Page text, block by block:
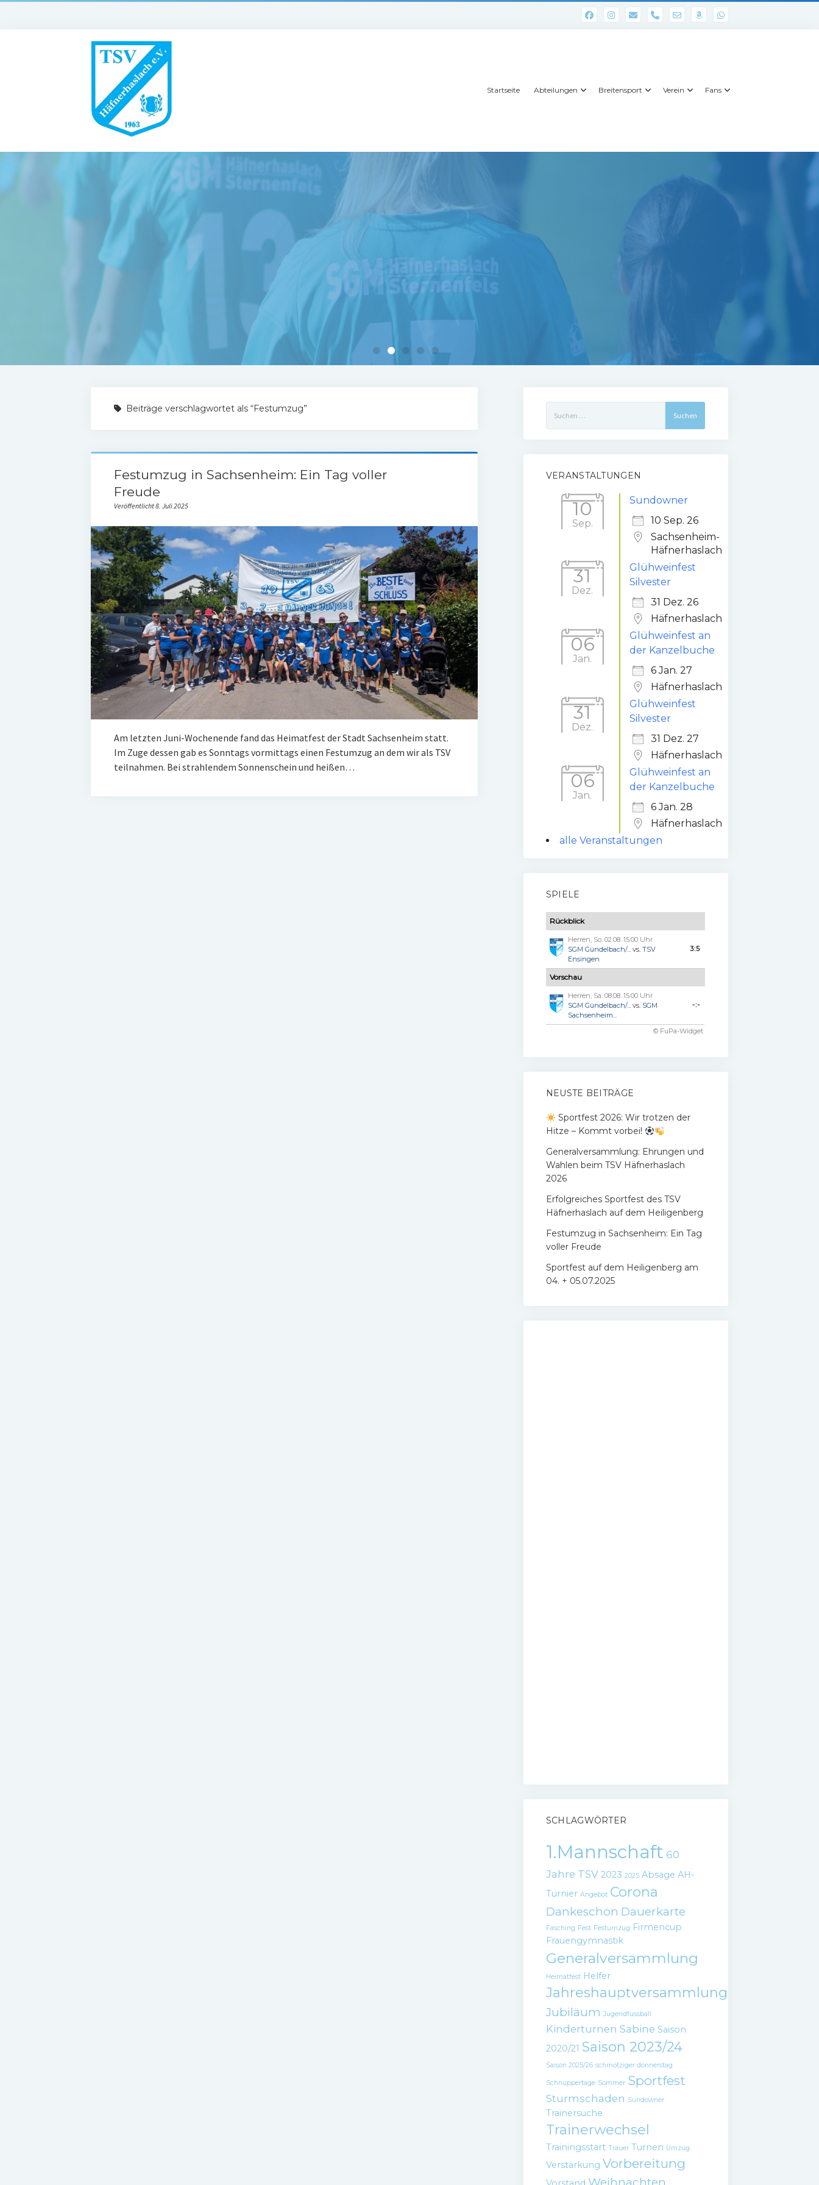
phone
Startseite Abteilungen Breitensport Verein Fans
Beiträge verschlagwortet als “Festumzug”
Festumzug in Sachsenheim: Ein Tag voller
Freude
Veröffentlicht 8. Juli 2025
Am letzten Juni-Wochenende fand das Heimatfest der Stadt Sachsenheim statt.
Im Zuge dessen gab es Sonntags vormittags einen Festumzug an dem wir als TSV
teilnahmen. Bei strahlendem Sonnenschein und heißen…
nach:
VERANSTALTUNGEN
10
Sep.
Sundowner
10 Sep. 26
Sachsenheim-
Häfnerhaslach
31
Dez.
Glühweinfest
Silvester
31 Dez. 26
Häfnerhaslach
06
Jan.
Glühweinfest an
der Kanzelbuche
6 Jan. 27
Häfnerhaslach
31
Dez.
Glühweinfest
Silvester
31 Dez. 27
Häfnerhaslach
06
Jan.
Glühweinfest an
der Kanzelbuche
6 Jan. 28
Häfnerhaslach
alle Veranstaltungen
SPIELE
Rückblick
Herren, So. 02.08. 15:00 Uhr
SGM Gündelbach/...vs. TSV
Ensingen
3:5
Vorschau
Herren, Sa. 08.08. 15:00 Uhr
SGM Gündelbach/...vs. SGM
Sachsenheim...
-:-
© FuPa-Widget
NEUSTE BEITRÄGE
Sportfest 2026: Wir trotzen der
Hitze – Kommt vorbei!
Generalversammlung: Ehrungen und
Wahlen beim TSV Häfnerhaslach
2026
Erfolgreiches Sportfest des TSV
Häfnerhaslach auf dem Heiligenberg
Festumzug in Sachsenheim: Ein Tag
voller Freude
Sportfest auf dem Heiligenberg am
04. + 05.07.2025
SCHLAGWÖRTER
1.Mannschaft 60
Jahre TSV 2023 2025 Absage AH-
Turnier Angebot Corona
Dankeschön Dauerkarte
Fasching Fest Festumzug Firmencup
Frauengymnastik
Generalversammlung
Heimatfest Helfer
Jahreshauptversammlung
Jubiläum Jugendfussball
Kinderturnen Sabine Saison
2020/21 Saison 2023/24
Saison 2025/26 schmotziger donnerstag
Schnuppertage Sommer Sportfest
Sturmschaden Sundowner
Trainersuche
Trainerwechsel
Trainingsstart Trauer Turnen Umzug
Verstärkung Vorbereitung